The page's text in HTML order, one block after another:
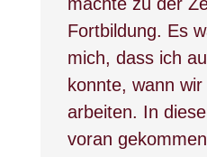
Fortbildung. Es
mich, dass ich
konnte, wann
arbeiten. In
voran